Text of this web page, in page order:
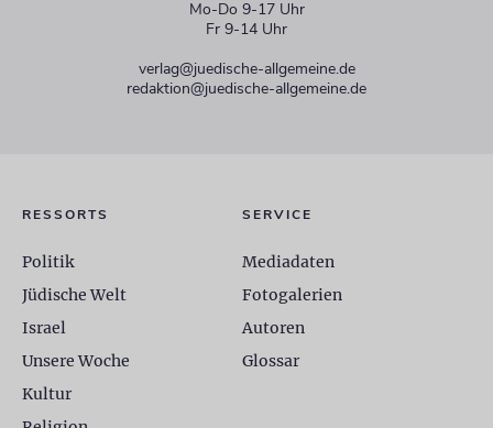
Mo-Do 9-17 Uhr
Fr 9-14 Uhr
verlag@juedische-allgemeine.de
redaktion@juedische-allgemeine.de
RESSORTS
Politik
Jüdische Welt
Israel
Unsere Woche
Kultur
SERVICE
Mediadaten
Fotogalerien
Autoren
Glossar